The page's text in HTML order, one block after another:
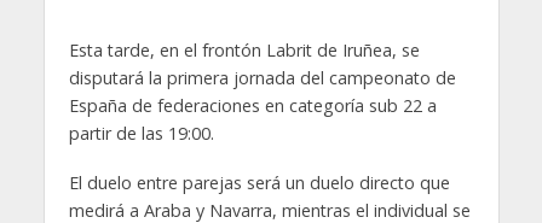
Esta tarde, en el frontón Labrit de Iruñea, se
disputará la primera jornada del campeonato de
España de federaciones en categoría sub 22 a
partir de las 19:00.
El duelo entre parejas será un duelo directo que
medirá a Araba y Navarra, mientras el individual se